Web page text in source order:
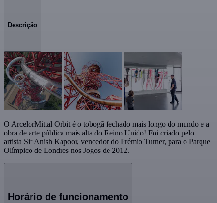
Descrição
O ArcelorMittal Orbit é o tobogã fechado mais longo do mundo e a
obra de arte pública mais alta do Reino Unido! Foi criado pelo
artista Sir Anish Kapoor, vencedor do Prémio Turner, para o Parque
Olímpico de Londres nos Jogos de 2012.
Horário de funcionamento